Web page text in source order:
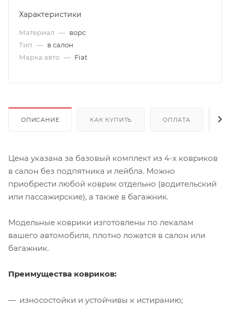
Характеристики
Материал — ворс
Тип — в салон
Марка авто — Fiat
ОПИСАНИЕ КАК КУПИТЬ ОПЛАТА
Цена указана за базовый комплект из 4-х ковриков
в салон без подпятника и лейбла. Можно
приобрести любой коврик отдельно (водительский
или пассажирские), а также в багажник.
Модельные коврики изготовлены по лекалам
вашего автомобиля, плотно ложатся в салон или
багажник.
Преимущества ковриков:
износостойки и устойчивы к истиранию;